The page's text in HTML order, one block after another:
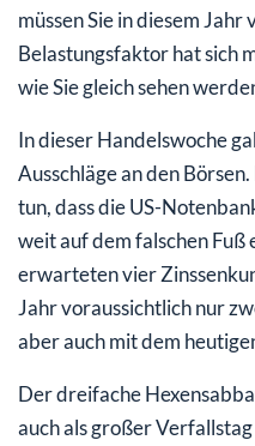
müssen Sie in diesem
Belastungsfaktor hat sich
wie Sie gleich sehen
In dieser Handelswoche
Ausschläge an den
tun, dass die US-
weit auf dem falschen
erwarteten vier
Jahr voraussichtlich nur
aber auch mit dem
Der dreifache
auch als großer